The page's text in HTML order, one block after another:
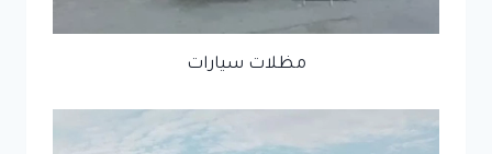
مظلات سيارات